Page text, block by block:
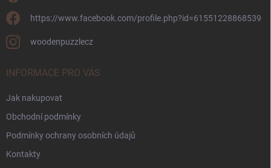
https://www.facebook.com/profile.php?id=61551228868539
woodenpuzzlecz
INFORMACE PRO VÁS
Jak nakupovat
Obchodní podmínky
Podmínky ochrany osobních údajů
Kontakty